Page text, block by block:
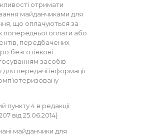
отримати
майданчиками для
що оплачуються за
оплати або
передбачених
безготівкові
засобів
для передачі інформації
пункту 4 в редакції
від 25.06.2014}
майданчики для